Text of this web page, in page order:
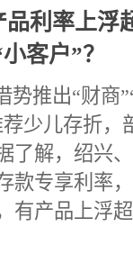
品利率上浮
客户”？
势推出“财商
少儿存折，
了解，绍兴
款专享利率
有产品上浮